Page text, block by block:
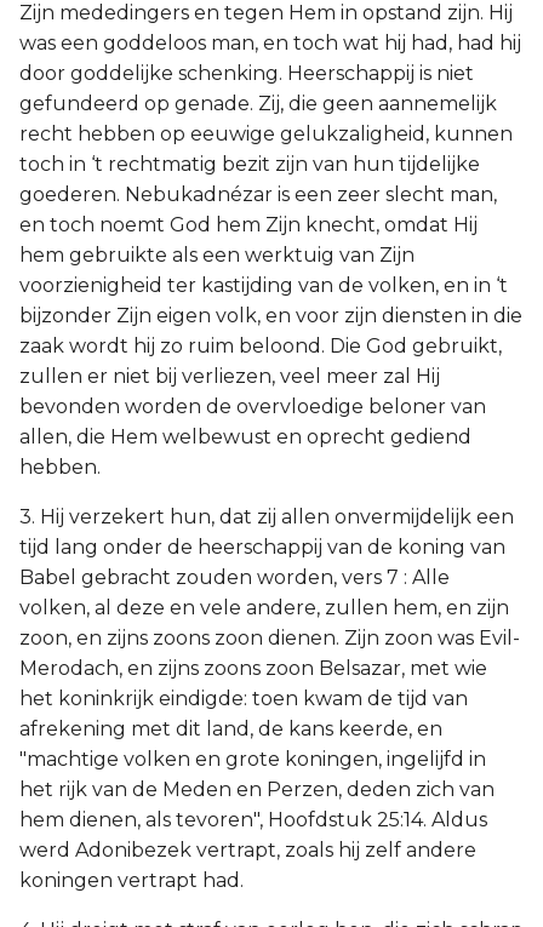
Zijn mededingers en tegen Hem in opstand zijn. Hij
was een goddeloos man, en toch wat hij had, had hij
door goddelijke schenking. Heerschappij is niet
gefundeerd op genade. Zij, die geen aannemelijk
recht hebben op eeuwige gelukzaligheid, kunnen
toch in ‘t rechtmatig bezit zijn van hun tijdelijke
goederen. Nebukadnézar is een zeer slecht man,
en toch noemt God hem Zijn knecht, omdat Hij
hem gebruikte als een werktuig van Zijn
voorzienigheid ter kastijding van de volken, en in ‘t
bijzonder Zijn eigen volk, en voor zijn diensten in die
zaak wordt hij zo ruim beloond. Die God gebruikt,
zullen er niet bij verliezen, veel meer zal Hij
bevonden worden de overvloedige beloner van
allen, die Hem welbewust en oprecht gediend
hebben.
3. Hij verzekert hun, dat zij allen onvermijdelijk een
tijd lang onder de heerschappij van de koning van
Babel gebracht zouden worden, vers 7 : Alle
volken, al deze en vele andere, zullen hem, en zijn
zoon, en zijns zoons zoon dienen. Zijn zoon was Evil-
Merodach, en zijns zoons zoon Belsazar, met wie
het koninkrijk eindigde: toen kwam de tijd van
afrekening met dit land, de kans keerde, en
"machtige volken en grote koningen, ingelijfd in
het rijk van de Meden en Perzen, deden zich van
hem dienen, als tevoren", Hoofdstuk 25:14. Aldus
werd Adonibezek vertrapt, zoals hij zelf andere
koningen vertrapt had.